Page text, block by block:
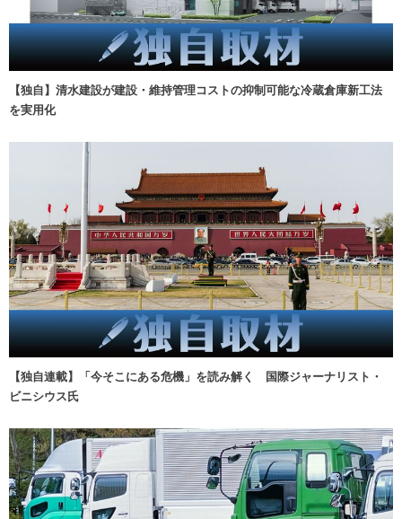
【独自】清水建設が建設・維持管理コストの抑制可能な冷蔵倉庫新工法
を実用化
【独自連載】「今そこにある危機」を読み解く 国際ジャーナリスト・
ビニシウス氏